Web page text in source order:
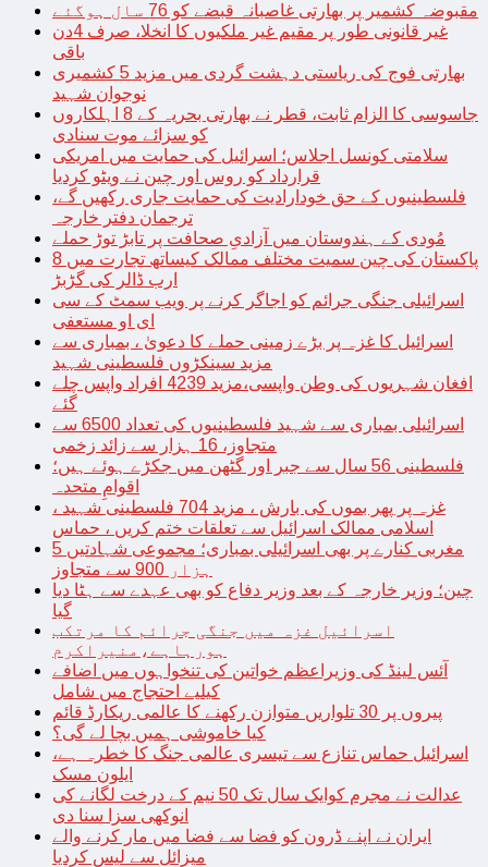
مقبوضہ کشمیر پر بھارتی غاصبانہ قبضے کو 76 سال ہوگئے
غیر قانونی طور پر مقیم غیر ملکیوں کا انخلا، صرف 4دن
باقی
بھارتی فوج کی ریاستی دہشت گردی میں مزید 5 کشمیری
نوجوان شہید
جاسوسی کا الزام ثابت، قطر نے بھارتی بحریہ کے 8 اہلکاروں
کو سزائے موت سنادی
سلامتی کونسل اجلاس؛ اسرائیل کی حمایت میں امریکی
قرارداد کو روس اور چین نے ویٹو کردیا
فلسطینیوں کے حق خودارادیت کی حمایت جاری رکھیں گے،
ترجمان دفتر خارجہ
مُودی کے ہندوستان میں آزادیِ صحافت پر تابڑ توڑ حملے
پاکستان کی چین سمیت مختلف ممالک کیساتھ تجارت میں 8
ارب ڈالر کی گڑبڑ
اسرائیلی جنگی جرائم کو اجاگر کرنے پر ویب سمٹ کے سی
ای او مستعفی
اسرائیل کا غزہ پر بڑے زمینی حملے کا دعویٰ ، بمباری سے
مزید سینکڑوں فلسطینی شہید
افغان شہریوں کی وطن واپسی،مزید 4239 افراد واپس چلے
گئے
اسرائیلی بمباری سے شہید فلسطینیوں کی تعداد 6500 سے
متجاوز، 16 ہزار سے زائد زخمی
فلسطینی 56 سال سے جبر اور گٹھن میں جکڑے ہوئے ہیں؛
اقوامِ متحدہ
غزہ پر پھر بموں کی بارش ، مزید 704 فلسطینی شہید ،
اسلامی ممالک اسرائیل سے تعلقات ختم کریں ، حماس
مغربی کنارے پر بھی اسرائیلی بمباری؛ مجموعی شہادتیں 5
ہزار 900 سے متجاوز
چین؛ وزیر خارجہ کے بعد وزیر دفاع کو بھی عہدے سے ہٹا دیا
گیا
اسرائیل غزہ میں جنگی جرائم کا مرتکب
ہورہاہے،منیراکرم
آئس لینڈ کی وزیراعظم خواتین کی تنخواہوں میں اضافے
کیلیے احتجاج میں شامل
پیروں پر 30 تلواریں متوازن رکھنے کا عالمی ریکارڈ قائم
کیا خاموشی ہمیں بچا لے گی؟
اسرائیل حماس تنازع سے تیسری عالمی جنگ کا خطرہ ہے،
ایلون مسک
عدالت نے مجرم کوایک سال تک 50 نیم کے درخت لگانے کی
انوکھی سزا سنا دی
ایران نے اپنے ڈرون کو فضا سے فضا میں مار کرنے والے
میزائل سے لیس کردیا